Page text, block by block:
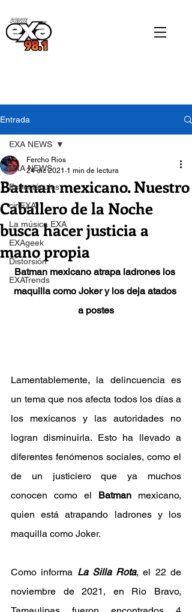
Entrada
EXA NEWS
Espectáculos
cinEXA
La música EXA
EXAgeek
Distorsión
EXATrends
EXA NEWS
Batman mexicano. Nuestro
Caballero de la Noche
busca hacer justicia a
mano propia
Fercho Rios
24 dic 2021 1 min de lectura
Batman mexicano atrapa ladrones los
maquilla como Joker y los deja atados
a postes
Lamentablemente, la delincuencia es
un tema que nos afecta todos los días a
los mexicanos y las autoridades no
logran disminuirla. Esto ha llevado a
diferentes fenómenos sociales, como el
de un justiciero que ya muchos
conocen como el Batman mexicano,
quien está atrapando ladrones y los
maquilla como Joker.
Como informa La Silla Rota, el 22 de
noviembre de 2021, en Rio Bravo,